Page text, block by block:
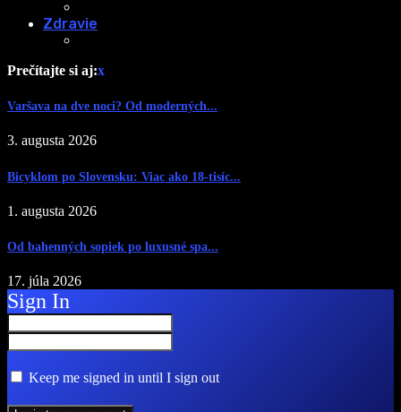
Zdravie
Prečítajte si aj:x
Varšava na dve noci? Od moderných...
3. augusta 2026
Bicyklom po Slovensku: Viac ako 18-tisíc...
1. augusta 2026
Od bahenných sopiek po luxusné spa...
17. júla 2026
Sign In
Keep me signed in until I sign out